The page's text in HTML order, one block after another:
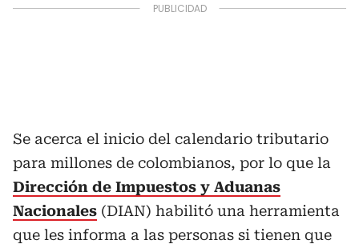
Se acerca el inicio del calendario tributario
para millones de colombianos, por lo que la
Dirección de Impuestos y Aduanas
Nacionales (DIAN) habilitó una herramienta
que les informa a las personas si tienen que